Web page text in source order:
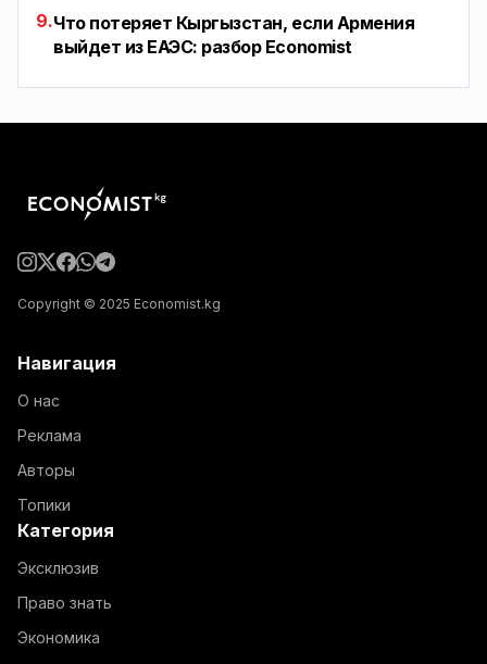
9.Что потеряет Кыргызстан, если Армения
выйдет из ЕАЭС: разбор Economist
Copyright © 2025 Economist.kg
Навигация
О нас
Реклама
Авторы
Топики
Категория
Эксклюзив
Право знать
Экономика